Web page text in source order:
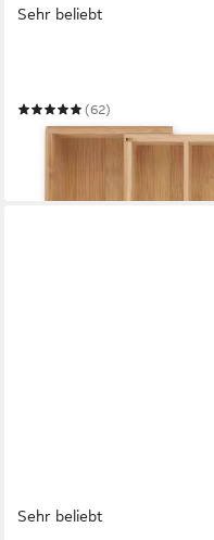
Sehr beliebt
(62)
18,99 € UVP39,99 €
Sehr beliebt